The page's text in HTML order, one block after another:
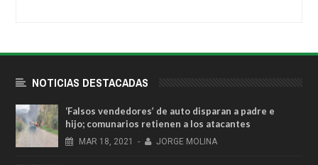
NOTICIAS DESTACADAS
‘Falsos vendedores’ de auto disparan a padre e
hijo; comunarios retienen a los atacantes
MAR 18, 2021 - JORGE MOLINA